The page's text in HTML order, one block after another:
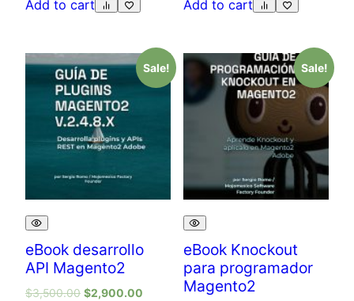
Add to cart Add to cart
Sale!
eBook desarrollo
API Magento2
$3,500.00 $2,900.00
Sale!
eBook Knockout
para programador
Magento2